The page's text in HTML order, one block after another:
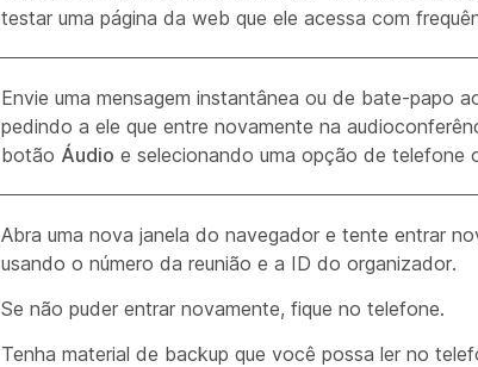
testar uma página da web que ele acessa com
Envie uma mensagem instantânea ou de bate-papo
pedindo a ele que entre novamente na
botão Áudio e selecionando uma opção de telefone
Abra uma nova janela do navegador e tente entrar
usando o número da reunião e a ID do organizador.
Se não puder entrar novamente, fique no telefone.
Tenha material de backup que você possa ler no